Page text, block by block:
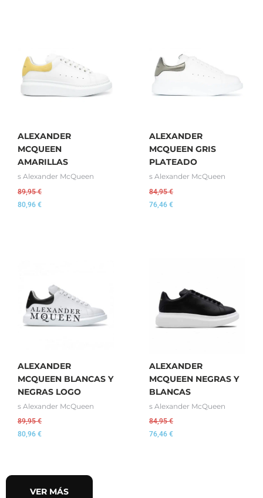
ALEXANDER
MCQUEEN
AMARILLAS
s Alexander McQueen
89,95€
80,96 €
ALEXANDER
MCQUEEN GRIS
PLATEADO
s Alexander McQueen
84,95€
76,46 €
ALEXANDER
MCQUEEN BLANCAS Y
NEGRAS LOGO
s Alexander McQueen
89,95€
80,96 €
ALEXANDER
MCQUEEN NEGRAS Y
BLANCAS
s Alexander McQueen
84,95€
76,46 €
VER MÁS